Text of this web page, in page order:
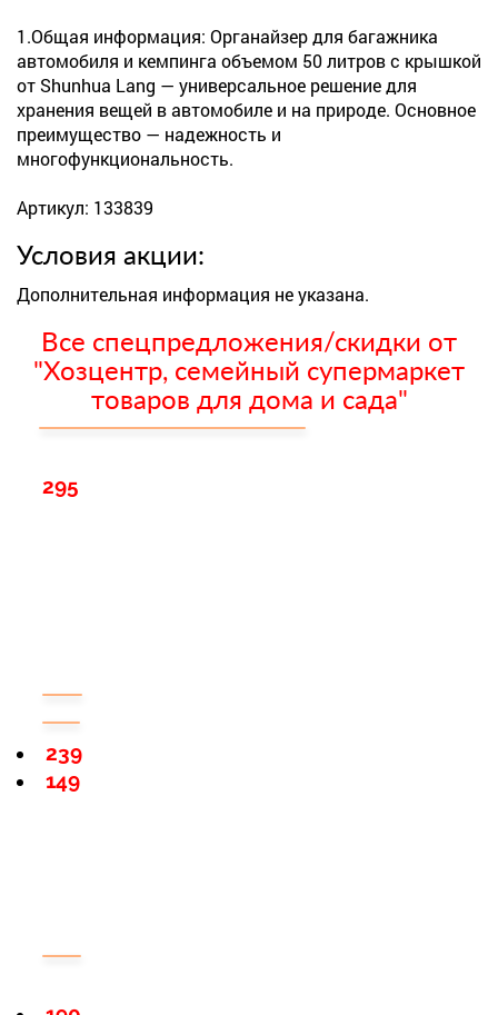
1.Общая информация: Органайзер для багажника
автомобиля и кемпинга объемом 50 литров с крышкой
от Shunhua Lang — универсальное решение для
хранения вещей в автомобиле и на природе. Основное
преимущество — надежность и
многофункциональность.
Артикул: 133839
Условия акции:
Дополнительная информация не указана.
Все спецпредложения/скидки от
"Хозцентр, семейный супермаркет
товаров для дома и сада"
295
149
239